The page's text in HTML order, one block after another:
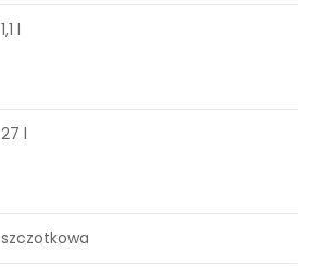
1,1 l
27 l
szczotkowa